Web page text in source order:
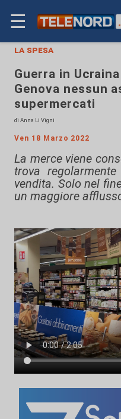
☰
la spesa
Guerra in
Genova nessun
supermercati
di Anna Li Vigni
Ven 18 Marzo 2022
La merce viene
trova
vendita. Solo nel
un maggiore